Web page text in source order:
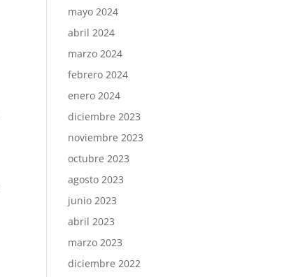
mayo 2024
abril 2024
marzo 2024
febrero 2024
enero 2024
diciembre 2023
noviembre 2023
octubre 2023
agosto 2023
junio 2023
abril 2023
marzo 2023
diciembre 2022